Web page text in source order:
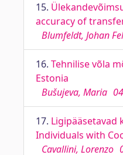
15.
accuracy of
Blumfeldt, Johan
16. Tehnilise võla
Estonia
Bušujeva, Maria
17. Ligipääsetavad
Individuals with
Cavallini, Lorenzo